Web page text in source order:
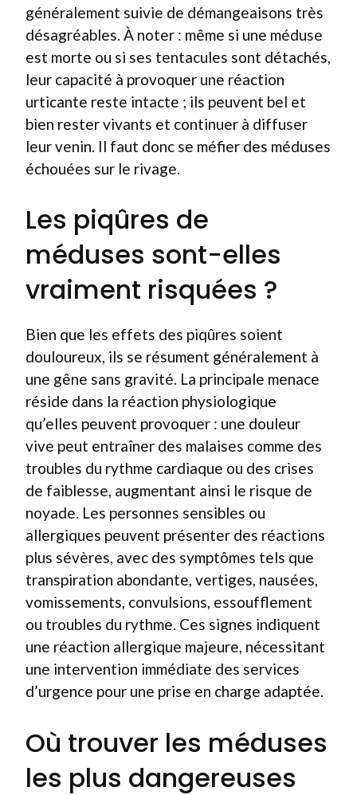
généralement suivie de démangeaisons très
désagréables. À noter : même si une méduse
est morte ou si ses tentacules sont détachés,
leur capacité à provoquer une réaction
urticante reste intacte ; ils peuvent bel et
bien rester vivants et continuer à diffuser
leur venin. Il faut donc se méfier des méduses
échouées sur le rivage.
Les piqûres de
méduses sont-elles
vraiment risquées ?
Bien que les effets des piqûres soient
douloureux, ils se résument généralement à
une gêne sans gravité. La principale menace
réside dans la réaction physiologique
qu’elles peuvent provoquer : une douleur
vive peut entraîner des malaises comme des
troubles du rythme cardiaque ou des crises
de faiblesse, augmentant ainsi le risque de
noyade. Les personnes sensibles ou
allergiques peuvent présenter des réactions
plus sévères, avec des symptômes tels que
transpiration abondante, vertiges, nausées,
vomissements, convulsions, essoufflement
ou troubles du rythme. Ces signes indiquent
une réaction allergique majeure, nécessitant
une intervention immédiate des services
d’urgence pour une prise en charge adaptée.
Où trouver les méduses
les plus dangereuses